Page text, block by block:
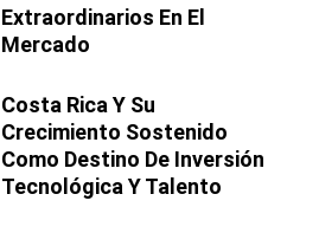
Extraordinarios En El
Mercado
Costa Rica Y Su
Crecimiento Sostenido
Como Destino De Inversión
Tecnológica Y Talento